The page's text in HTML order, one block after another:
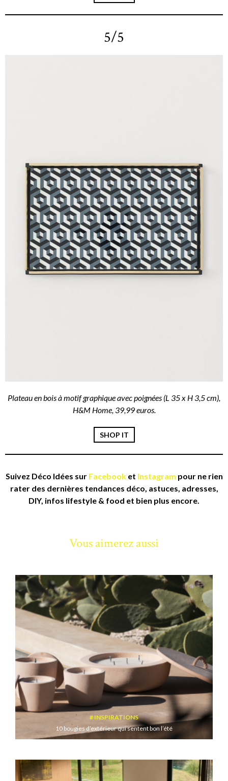
5/5
Plateau en bois à motif graphique avec poignées (L 35 x H 3,5 cm),
H&M Home, 39,99 euros.
SHOP IT
Suivez Déco Idées sur Facebook et Instagram pour ne rien
rater des dernières tendances déco, astuces, adresses,
DIY, infos lifestyle & food et bien plus encore.
Vous aimerez aussi
INSPIRATIONS
10 bougies d’extérieur qui sentent bon l’été